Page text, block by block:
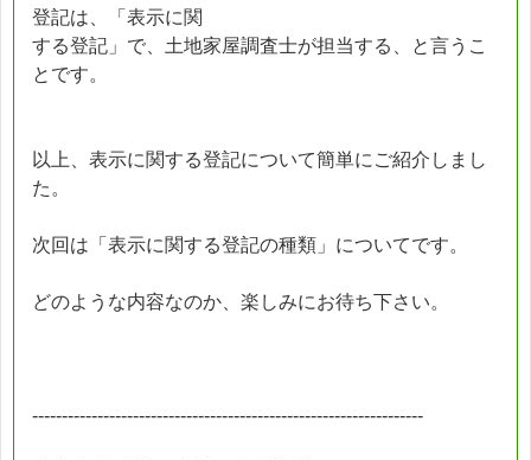
登記は、「表示に関
する登記」で、土地家屋調査士が担当する、と言うこ
とです。
以上、表示に関する登記について簡単にご紹介しまし
た。
次回は「表示に関する登記の種類」についてです。
どのような内容なのか、楽しみにお待ち下さい。
------------------------------------------------------------------